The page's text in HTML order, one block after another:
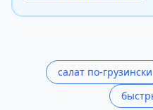
салат по-грузински